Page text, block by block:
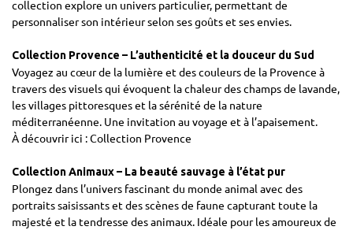
collection explore un univers particulier, permettant de
personnaliser son intérieur selon ses goûts et ses envies.
Collection Provence – L’authenticité et la douceur du Sud
Voyagez au cœur de la lumière et des couleurs de la Provence à
travers des visuels qui évoquent la chaleur des champs de lavande,
les villages pittoresques et la sérénité de la nature
méditerranéenne. Une invitation au voyage et à l’apaisement.
À découvrir ici :Collection Provence
Collection Animaux – La beauté sauvage à l’état pur
Plongez dans l’univers fascinant du monde animal avec des
portraits saisissants et des scènes de faune capturant toute la
majesté et la tendresse des animaux. Idéale pour les amoureux de